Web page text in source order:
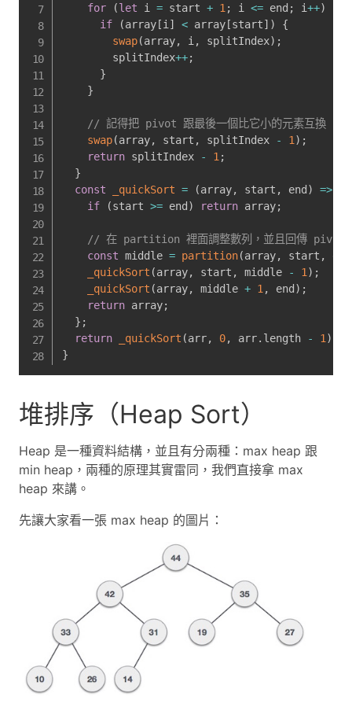
for (let i = start + 1; i <= end ; i++)
if
(array[i] < array[start] )
{
swap(array, i, splitIndex) ;
        splitIndex
++;
}
}
// 記得把 pivot 跟最後一個比它小的元素互換
swap(array, start , splitIndex - 1) ;
return splitIndex - 1;
}
const
_quickSort = (array, start , end ) =>
if
(start >= end ) return array;
// 在 partition 裡面調整數列，並且回傳 pivot
const middle = partition(array, start ,
_quickSort (array, start , middle - 1) ;
_quickSort (array, middle + 1, end ) ;
return array;
} ;
return
_quickSort (arr, 0, arr. length - 1)
}
堆排序（Heap Sort）
Heap 是一種資料結構，並且有分兩種：max heap 跟
min heap，兩種的原理其實雷同，我們直接拿 max
heap 來講。
先讓大家看一張 max heap 的圖片：